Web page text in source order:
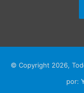
© Copyright 2026,
por: